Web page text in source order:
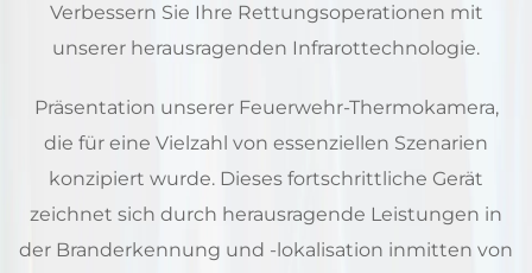
Verbessern Sie Ihre Rettungsoperationen mit
unserer herausragenden Infrarottechnologie.
Präsentation unserer Feuerwehr-Thermokamera,
die für eine Vielzahl von essenziellen Szenarien
konzipiert wurde. Dieses fortschrittliche Gerät
zeichnet sich durch herausragende Leistungen in
der Branderkennung und -lokalisation inmitten von